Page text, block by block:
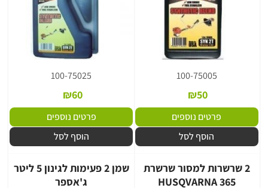
100-75005
₪50
פרטים נוספים
הוסף לסל
100-75025
₪60
פרטים נוספים
הוסף לסל
2 שרשרות למסור שרשרת
HUSQVARNA 365
שמן 2 פעימות לגינון 5 ליטר
ג'אספר